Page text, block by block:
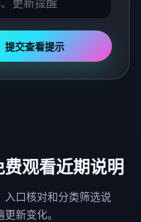
提交查看提示
观看近期说明
口核对和分类筛选说
新变化。